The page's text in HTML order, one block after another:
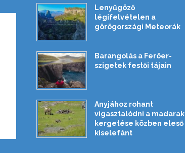
Lenyűgöző
légifelvételen a
görögországi Meteorák
Barangolás a Feröer-
szigetek festői tájain
Anyjához rohant
vigasztalódni a madarak
kergetése közben eleső
kiselefánt